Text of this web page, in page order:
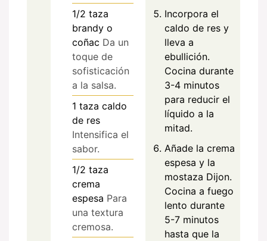
1/2 taza
brandy o
coñac Da un
toque de
sofisticación
a la salsa.
1 taza caldo
de res
Intensifica el
sabor.
1/2 taza
crema
espesa Para
una textura
cremosa.
Incorpora el
caldo de res y
lleva a
ebullición.
Cocina durante
3-4 minutos
para reducir el
líquido a la
mitad.
Añade la crema
espesa y la
mostaza Dijon.
Cocina a fuego
lento durante
5-7 minutos
hasta que la